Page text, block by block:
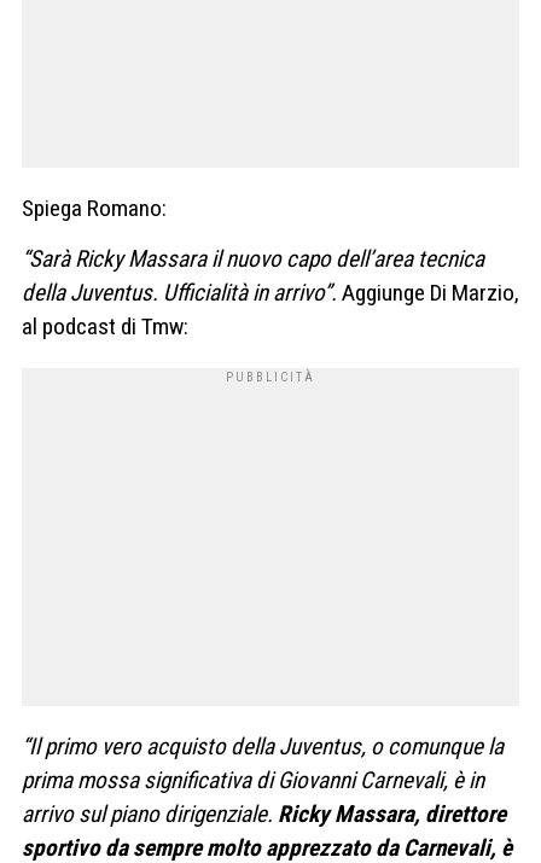
Spiega Romano:
“Sarà Ricky Massara il nuovo capo dell’area tecnica
della Juventus. Ufficialità in arrivo”. Aggiunge Di Marzio,
al podcast di Tmw:
“Il primo vero acquisto della Juventus, o comunque la
prima mossa significativa di Giovanni Carnevali, è in
arrivo sul piano dirigenziale. Ricky Massara, direttore
sportivo da sempre molto apprezzato da Carnevali, è